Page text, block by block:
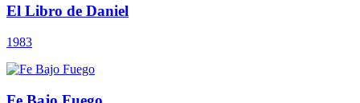
El Libro de Daniel
1983